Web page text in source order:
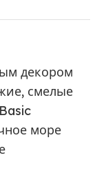
декором
смелые
море